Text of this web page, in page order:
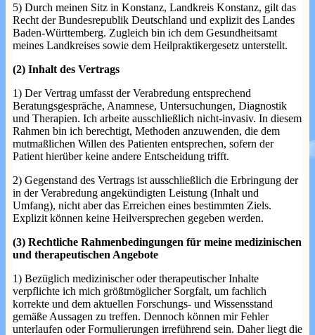
5) Durch meinen Sitz in Konstanz, Landkreis Konstanz, gilt das
Recht der Bundesrepublik Deutschland und explizit des Landes
Baden-Württemberg. Zugleich bin ich dem Gesundheitsamt
meines Landkreises sowie dem Heilpraktikergesetz unterstellt.
(2) Inhalt des Vertrags
1) Der Vertrag umfasst der Verabredung entsprechend
Beratungsgespräche, Anamnese, Untersuchungen, Diagnostik
und Therapien. Ich arbeite ausschließlich nicht-invasiv. In diesem
Rahmen bin ich berechtigt, Methoden anzuwenden, die dem
mutmaßlichen Willen des Patienten entsprechen, sofern der
Patient hierüber keine andere Entscheidung trifft.
2) Gegenstand des Vertrags ist ausschließlich die Erbringung der
in der Verabredung angekündigten Leistung (Inhalt und
Umfang), nicht aber das Erreichen eines bestimmten Ziels.
Explizit können keine Heilversprechen gegeben werden.
(3) Rechtliche Rahmenbedingungen für meine medizinischen
und therapeutischen Angebote
1) Bezüglich medizinischer oder therapeutischer Inhalte
verpflichte ich mich größtmöglicher Sorgfalt, um fachlich
korrekte und dem aktuellen Forschungs- und Wissensstand
gemäße Aussagen zu treffen. Dennoch können mir Fehler
unterlaufen oder Formulierungen irreführend sein. Daher liegt die